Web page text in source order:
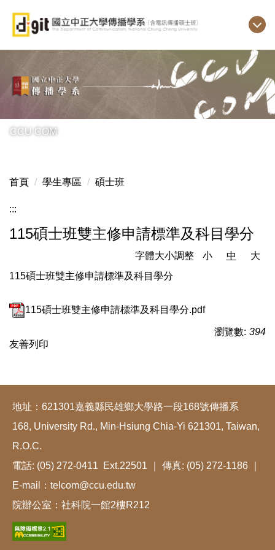
主
區
CCU COM
首頁 學生專區 碩士班
:::
115碩士班雙主修申請標準及科目學分
字體大小調整 小 中
大
115碩士班雙主修申請標準及科目學分
115碩士班雙主修申請標準及科目學分.pdf
瀏覽數: 394
友善列印
地址：621301嘉義縣民雄鄉大學路一段168號傳播系
168, University Rd., Min-Hsiung Chia-Yi 621301, Taiwan,
R.O.C.
電話: (05) 272-0411 Ext.22501 ｜ 傳真: (05) 272-1186 ｜
E-mail：telcom@ccu.edu.tw
院辦公室：社科院一館2樓R212